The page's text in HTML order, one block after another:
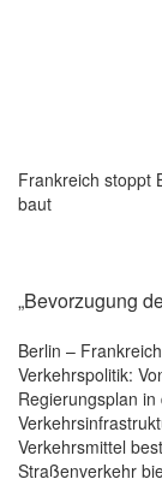
Frankreich stoppt
baut
„Bevorzugung
Berlin –
Verkehrspolitik:
Regierungsplan
Verkehrsmittel
Straßenverkehr